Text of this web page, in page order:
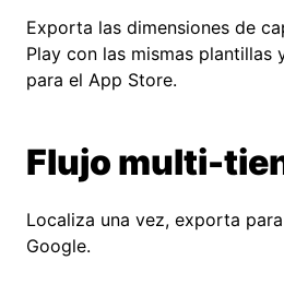
Exporta las dimensiones de
Play con las mismas plantillas
para el App Store.
Flujo multi-
Localiza una vez, exporta
Google.